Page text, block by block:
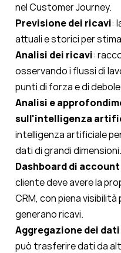
nelCustomer Journey.
Previsione dei ricavi:
attuali e storici per
Analisi dei ricavi:
osservando i flussi di
punti di forza e di
Analisi e
sull'intelligenza
intelligenza artificiale
dati di grandi dimensioni.
Dashboard di
cliente deve avere la
CRM, con piena
generano ricavi.
Aggregazione dei
può trasferire dati da